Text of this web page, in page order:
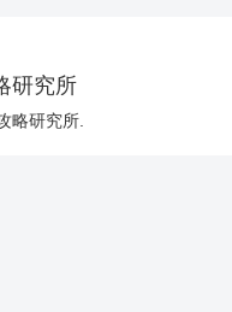
研究所
略研究所.